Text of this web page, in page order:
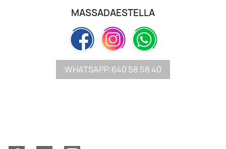
MASSADAESTELLA
WHATSAPP:640 58 58 40